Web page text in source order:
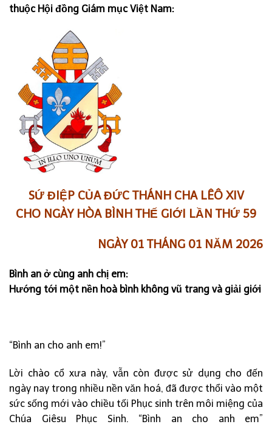
thuộc Hội đồng Giám mục Việt Nam:
SỨ ĐIỆP CỦA ĐỨC THÁNH CHA LÊÔ XIV
CHO NGÀY HÒA BÌNH THẾ GIỚI LẦN THỨ 59
NGÀY 01 THÁNG 01 NĂM 2026
Bình an ở cùng anh chị em:
Hướng tới một nền hoà bình không vũ trang và giải giới
“Bình an cho anh em!”
Lời chào cổ xưa này, vẫn còn được sử dụng cho đến
ngày nay trong nhiều nền văn hoá, đã được thổi vào một
sức sống mới vào chiều tối Phục sinh trên môi miệng của
Chúa Giêsu Phục Sinh. “Bình an cho anh em”